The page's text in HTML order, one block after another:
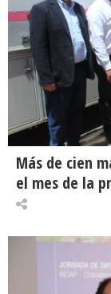
Más de cien
el mes de la